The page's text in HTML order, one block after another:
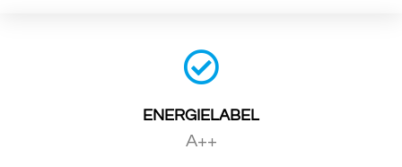
ENERGIELABEL
A++